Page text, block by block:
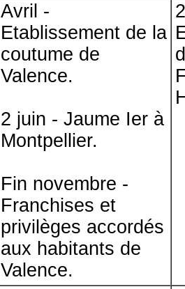
Avril -
Etablissement de la
coutume de
Valence.
2 juin - Jaume Ier à
Montpellier.
Fin novembre -
Franchises et
privilèges accordés
aux habitants de
Valence.